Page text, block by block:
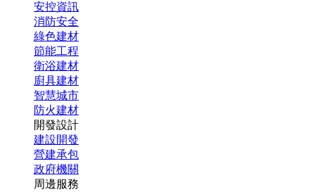
安控資訊
消防安全
綠色建材
節能工程
衛浴建材
廚具建材
智慧城市
防火建材
開發設計
建設開發
營建承包
政府機關
周邊服務